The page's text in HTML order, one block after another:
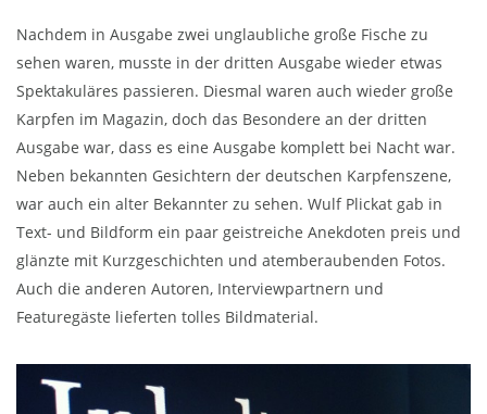
Nachdem in Ausgabe zwei unglaubliche große Fische zu
sehen waren, musste in der dritten Ausgabe wieder etwas
Spektakuläres passieren. Diesmal waren auch wieder große
Karpfen im Magazin, doch das Besondere an der dritten
Ausgabe war, dass es eine Ausgabe komplett bei Nacht war.
Neben bekannten Gesichtern der deutschen Karpfenszene,
war auch ein alter Bekannter zu sehen. Wulf Plickat gab in
Text- und Bildform ein paar geistreiche Anekdoten preis und
glänzte mit Kurzgeschichten und atemberaubenden Fotos.
Auch die anderen Autoren, Interviewpartnern und
Featuregäste lieferten tolles Bildmaterial.